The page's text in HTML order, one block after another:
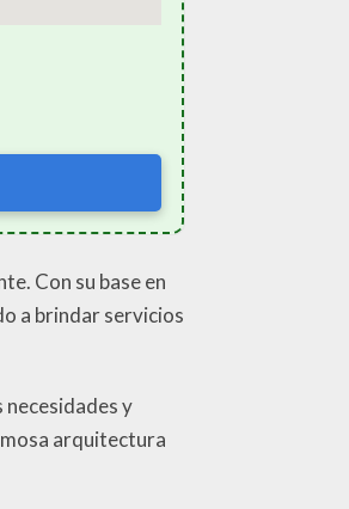
Con su base en
a brindar servicios
necesidades y
arquitectura